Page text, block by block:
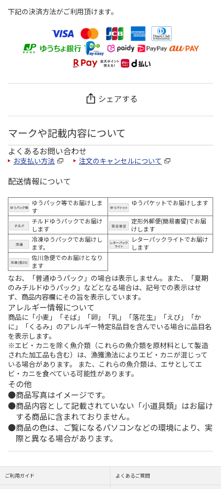
下記の決済方法がご利用頂けます。
シェアする
マークや記載内容について
よくあるお問い合わせ
お支払い方法 注文のキャンセルについて
配送情報について
ゆうパック等でお届けしま
す
ゆうパケットでお届けします
チルドゆうパックでお届け
します
定形外郵便(簡易書留)でお届
けします
冷凍ゆうパックでお届けし
ます。
レターパックライトでお届け
します
佐川急便でのお届けとなり
ます
なお、「普通ゆうパック」の場合は表示しません。また、「夏期
のみチルドゆうパック」などとなる場合は、記号での表示はせ
ず、商品内容欄にその旨を表示しています。
アレルギー情報について
商品に「小麦」「そば」「卵」「乳」「落花生」「えび」「か
に」「くるみ」のアレルギー特定8品目を含んでいる場合に品目名
を表示します。
※エビ・カニを除く魚介類（これらの魚介類を原材料として製造
された加工品も含む）は、漁獲漁法によりエビ・カニが混じって
いる場合があります。 また、これらの魚介類は、エサとしてエ
ビ・カニを食べている可能性があります。
その他
商品写真はイメージです。
商品内容として記載されていない「小道具類」はお届け
する商品に含まれておりません。
商品の色は、ご覧になるパソコンなどの環境により、実
際と異なる場合があります。
ご利用ガイド よくあるご質問